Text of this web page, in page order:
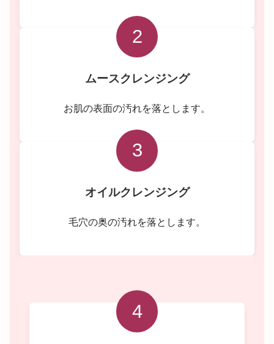
2
ムースクレンジング
お肌の表面の汚れを落とします。
3
オイルクレンジング
毛穴の奥の汚れを落とします。
4